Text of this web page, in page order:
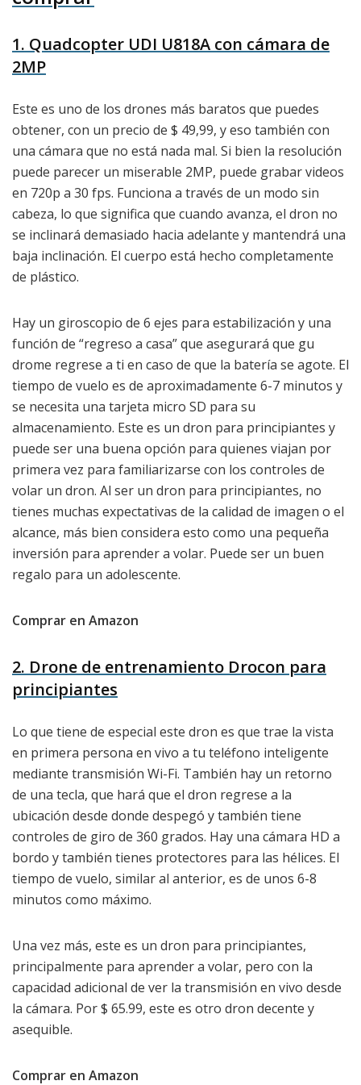
1. Quadcopter UDI U818A con cámara de
2MP
Este es uno de los drones más baratos que puedes
obtener, con un precio de $ 49,99, y eso también con
una cámara que no está nada mal. Si bien la resolución
puede parecer un miserable 2MP, puede grabar videos
en 720p a 30 fps. Funciona a través de un modo sin
cabeza, lo que significa que cuando avanza, el dron no
se inclinará demasiado hacia adelante y mantendrá una
baja inclinación. El cuerpo está hecho completamente
de plástico.
Hay un giroscopio de 6 ejes para estabilización y una
función de “regreso a casa” que asegurará que gu
drome regrese a ti en caso de que la batería se agote. El
tiempo de vuelo es de aproximadamente 6-7 minutos y
se necesita una tarjeta micro SD para su
almacenamiento. Este es un dron para principiantes y
puede ser una buena opción para quienes viajan por
primera vez para familiarizarse con los controles de
volar un dron. Al ser un dron para principiantes, no
tienes muchas expectativas de la calidad de imagen o el
alcance, más bien considera esto como una pequeña
inversión para aprender a volar. Puede ser un buen
regalo para un adolescente.
Comprar en Amazon
2. Drone de entrenamiento Drocon para
principiantes
Lo que tiene de especial este dron es que trae la vista
en primera persona en vivo a tu teléfono inteligente
mediante transmisión Wi-Fi. También hay un retorno
de una tecla, que hará que el dron regrese a la
ubicación desde donde despegó y también tiene
controles de giro de 360 ​​grados. Hay una cámara HD a
bordo y también tienes protectores para las hélices. El
tiempo de vuelo, similar al anterior, es de unos 6-8
minutos como máximo.
Una vez más, este es un dron para principiantes,
principalmente para aprender a volar, pero con la
capacidad adicional de ver la transmisión en vivo desde
la cámara. Por $ 65.99, este es otro dron decente y
asequible.
Comprar en Amazon